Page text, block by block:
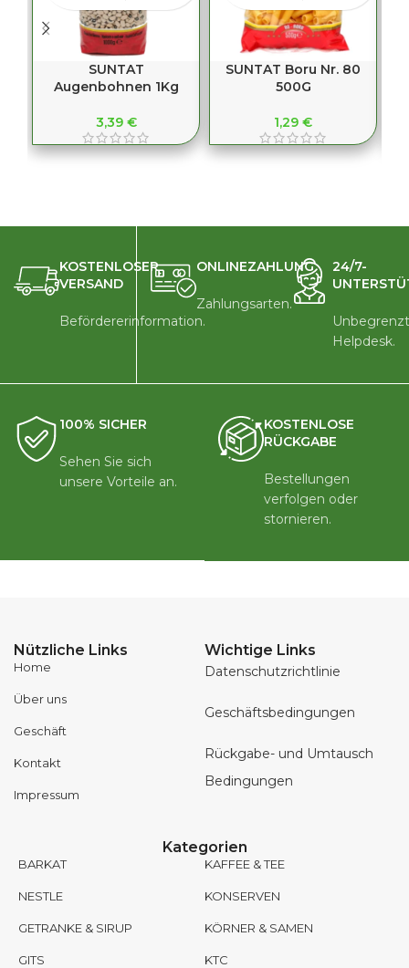
SUNTAT
Augenbohnen 1Kg
3,39 €
SUNTAT Boru Nr. 80
500G
1,29 €
KOSTENLOSER
VERSAND
Befördererinformation.
ONLINEZAHLUNG
Zahlungsarten.
24/7-
Helpdesk.
100% SICHER
Sehen Sie sich
unsere Vorteile an.
KOSTENLOSE
RÜCKGABE
Bestellungen
verfolgen oder
stornieren.
Nützliche Links
Home
Über uns
Geschäft
Kontakt
Impressum
Wichtige Links
Datenschutzrichtlinie
Geschäftsbedingungen
Rückgabe- und Umtausch
Bedingungen
Kategorien
BARKAT
NESTLE
GETRANKE & SIRUP
GITS
KAFFEE & TEE
KONSERVEN
KÖRNER & SAMEN
KTC